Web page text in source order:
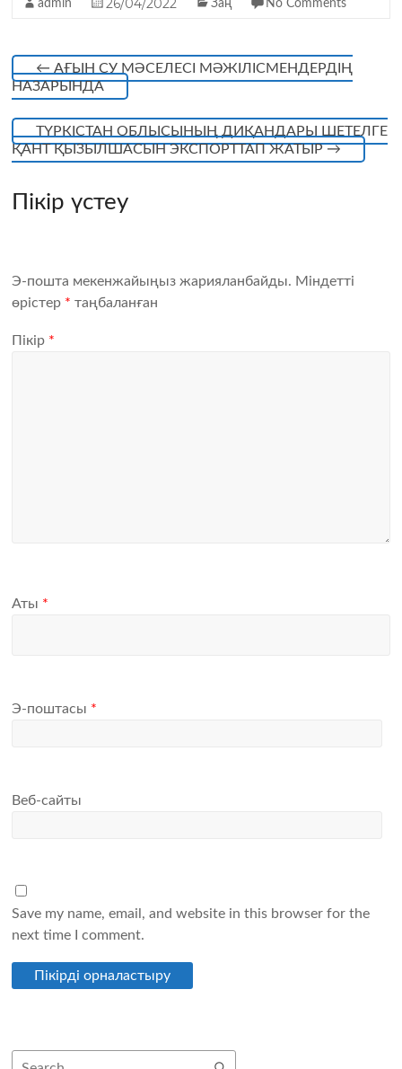
admin 26/04/2022 Заң No Comments
← АҒЫН СУ МӘСЕЛЕСІ МӘЖІЛІСМЕНДЕРДІҢ
НАЗАРЫНДА
ТҮРКІСТАН ОБЛЫСЫНЫҢ ДИҚАНДАРЫ ШЕТЕЛГЕ
ҚАНТ ҚЫЗЫЛШАСЫН ЭКСПОРТТАП ЖАТЫР→
Пікір үстеу
Э-пошта мекенжайыңыз жарияланбайды. Міндетті
өрістер * таңбаланған
Пікір *
Аты *
Э-поштасы *
Веб-сайты
Save my name, email, and website in this browser for the
next time I comment.